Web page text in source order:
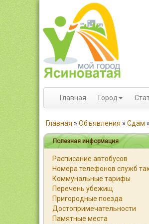
Главная Город
Главная » Объявления » Сдам »
Полезная информация
Расписание автобусов
Номера телефонов служб
Коммунальные тарифы
Перечень убежищ
Пригородные поезда
Достопримечательности
Памятные места